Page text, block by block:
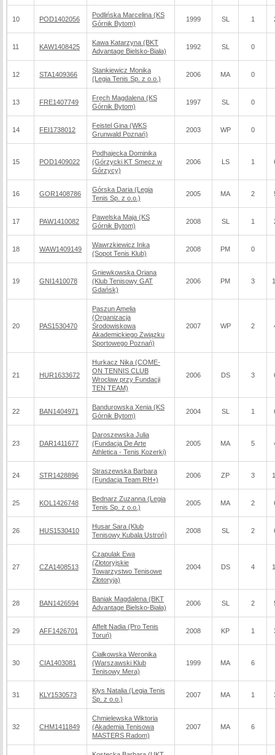
10 POD1402056
Podlińska Marcelina (KS
Górnik Bytom)
1999 SL 1
11 KAW1408425
Kawa Katarzyna (BKT
Advantage Bielsko-Biała)
1992 SL 0
12 STA1409366
Stankiewicz Monika
(Legia Tenis Sp. z o.o.)
2006 MA 0
13 FRE1407749
Fręch Magdalena (KS
Górnik Bytom)
1997 SL 0
14 FEI1738012
Feistel Gina (WKS
Grunwald Poznań)
2003 WP 0
15 POD1409022
Podhajecka Dominika
(Górzycki KT Smecz w
Górzycy)
2006 LS 1
16 GOR1408786
Górska Daria (Legia
Tenis Sp. z o.o.)
2005 MA 2
17 PAW1410082
Pawelska Maja (KS
Górnik Bytom)
2008 SL 1
18 WAW1409149
Wawrzkiewicz Inka
(Sopot Tenis Klub)
2008 PM 0
19 GNI1410078
Gniewkowska Oriana
(Klub Tenisowy GAT
Gdańsk)
2006 PM 3
20 PAS1530470
Paszun Amelia
(Organizacja
Środowiskowa
Akademickiego Związku
Sportowego Poznań)
2007 WP 2
21 HUR1633672
Hurkacz Nika (COME-
ON TENNIS CLUB
Wrocław przy Fundacji
TEN TEAM)
2006 DS 3
22 BAN1404971
Bandurowska Xenia (KS
Górnik Bytom)
2004 SL 1
23 DAR1411677
Daroszewska Julia
(Fundacja De Arte
Athletica - Tenis Kozerki)
2005 MA 5
24 STR1428896
Straszewska Barbara
(Fundacja Team RH+)
2006 ZP 3
25 KOL1426748
Bednarz Zuzanna (Legia
Tenis Sp. z o.o.)
2005 MA 2
26 HUS1530410
Husar Sara (Klub
Tenisowy Kubala Ustroń)
2008 SL 2
27 CZA1408513
Czapulak Ewa
(Złotoryjskie
Towarzystwo Tenisowe
Złotoryja)
2004 DS 4
28 BAN1426594
Baniak Magdalena (BKT
Advantage Bielsko-Biała)
2006 SL 2
29 AFF1426701
Affelt Nadia (Pro Tenis
Toruń)
2008 KP 1
30 CIA1403081
Ciałkowska Weronika
(Warszawski Klub
Tenisowy Mera)
1999 MA 6
31 KLY1530573
Kłys Natalia (Legia Tenis
Sp. z o.o.)
2007 MA 1
32 CHM1411849
Chmielewska Wiktoria
(Akademia Tenisowa
MASTERS Radom)
2007 MA 6